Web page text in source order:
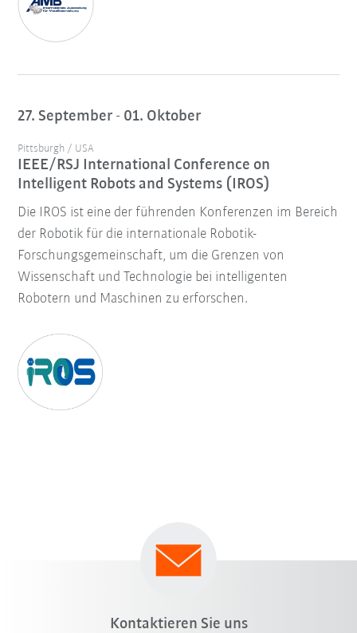
27. September - 01. Oktober
Pittsburgh / USA
IEEE/RSJ International Conference on
Intelligent Robots and Systems (IROS)
Die IROS ist eine der führenden Konferenzen im Bereich
der Robotik für die internationale Robotik-
Forschungsgemeinschaft, um die Grenzen von
Wissenschaft und Technologie bei intelligenten
Robotern und Maschinen zu erforschen.
Kontaktieren Sie uns